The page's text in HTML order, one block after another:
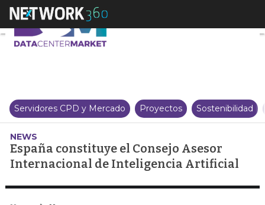
España constituye el Consejo
Servidores CPD y Mercado Proyectos Sostenibilidad
NEWS
España constituye el Consejo Asesor
Internacional de Inteligencia Artificial